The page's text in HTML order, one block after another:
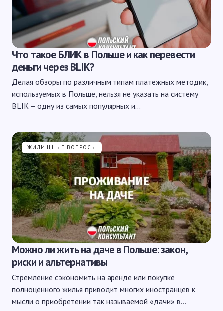
Что такое БЛИК в Польше и как перевести
деньги через BLIK?
Делая обзоры по различным типам платежных методик,
используемых в Польше, нельзя не указать на систему
BLIK – одну из самых популярных и…
ЖИЛИЩНЫЕ ВОПРОСЫ
Можно ли жить на даче в Польше: закон,
риски и альтернативы
Стремление сэкономить на аренде или покупке
полноценного жилья приводит многих иностранцев к
мысли о приобретении так называемой «дачи» в…